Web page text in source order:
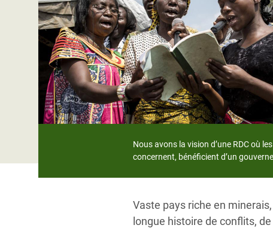
Conflits et Catastrophes
Inégalités Extrêmes et
Services Essentiels
Inequality and Rights in a
Digital Age
Gender, Rights, and Justice
Crise
l’Est
Crise
Crise
au
Crise
#MonClimatMonAvenir
Mettons Fin à la Souffrance qui se Cache
Derrière notre Alimentation
Les Violences Faites aux Femmes et aux
Filles, Ça Suffit !
Nous avons la vision d’une RDC où
concernent, bénéficient d’un
Vaste pays riche en
longue histoire de conflits,